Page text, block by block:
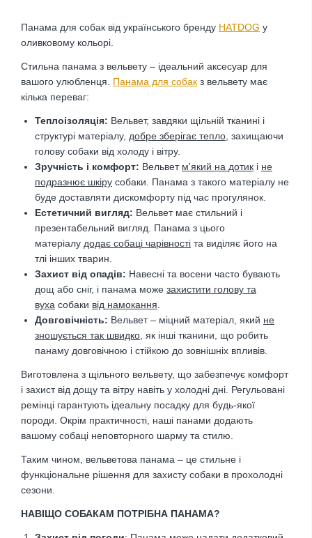
Панама для собак від українського бренду HATDOG у
оливковому кольорі.
Стильна панама з вельвету – ідеальний аксесуар для
вашого улюбленця. Панама для собак з вельвету має
кілька переваг:
Теплоізоляція: Вельвет, завдяки щільній тканині і
структурі матеріалу, добре зберігає тепло , захищаючи
голову собаки від холоду і вітру.
Зручність і комфорт: Вельвет м'який на дотик і не
подразнює шкіру собаки. Панама з такого матеріалу не
буде доставляти дискомфорту під час прогулянок.
Естетичний вигляд: Вельвет має стильний і
презентабельний вигляд. Панама з цього
матеріалу додає собаці чарівності та виділяє його на
тлі інших тварин.
Захист від опадів: Навесні та восени часто бувають
дощ або сніг, і панама може захистити голову та
вуха собаки від намокання
Довговічність: Вельвет – міцний матеріал, який не
зношується так швидко , як інші тканини, що робить
панаму довговічною і стійкою до зовнішніх впливів.
Виготовлена з щільного вельвету, що забезпечує комфорт
і захист від дощу та вітру навіть у холодні дні. Регульовані
ремінці гарантують ідеальну посадку для будь-якої
породи. Окрім практичності, наші панами додають
вашому собаці неповторного шарму та стилю.
Таким чином, вельветова панама – це стильне і
функціональне рішення для захисту собаки в прохолодні
сезони.
НАВІЩО СОБАКАМ ПОТРІБНА ПАНАМА?